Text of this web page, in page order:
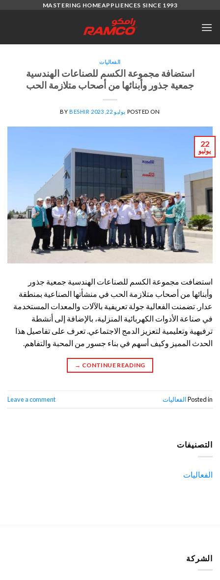
content
MASTERING HOMEAPPLIENCES SINCE 1993
الفعاليات
استضافة مجموعة الكسم للصناعات الهندسية
جمعية جذور وأبنائها من أصحاب متلازمة الحب
POSTED ON يوليو 22, 2023 BYBESHIR
22
يوليو
استضافت مجموعة الكسم للصناعات الهندسية جمعية جذور
وأبنائها من أصحاب متلازمة الحب في منشأتها الصناعية بمنطقة
عدار. تضمنت الفعالية جولة تعريفية بالآلات والمعدات المستخدمة
في صناعة الأدوات الكهربائية المنزلية، بالإضافة إلى أنشطة
ترفيهية وتعليمية لتعزيز الدمج الاجتماعي. تعرف على تفاصيل هذا
الحدث المميز وكيف أسهم في بناء جسور من المحبة والتفاهم.
CONTINUE READING
→
Posted inالفعاليات Leave a comment
التصنيفات
الفعاليات
الشركة